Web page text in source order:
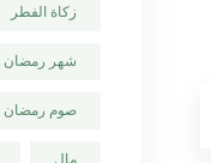
زكاة الفطر
شهر رمضان
صوم رمضان
مال